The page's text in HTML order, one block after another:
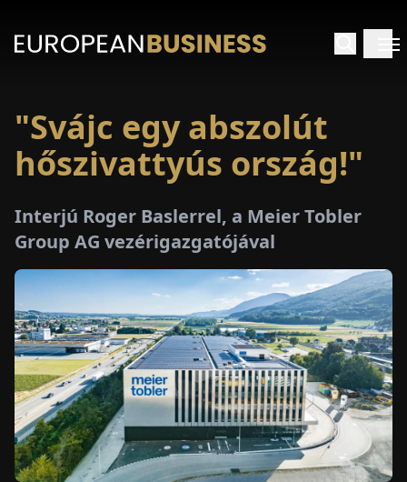
E-
PAPÍR
HÍREK
"Svájc egy abszolút
hőszivattyús ország!"
Interjú Roger Baslerrel, a Meier Tobler
Group AG vezérigazgatójával